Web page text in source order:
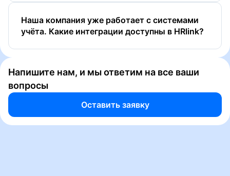
УНЭП ЕСИА (Госключ)
УКЭП
Наша компания уже работает с системами
учёта. Какие интеграции доcтупны в HRlink?
Напишите нам, и мы ответим на все ваши
вопросы
Оставить заявку